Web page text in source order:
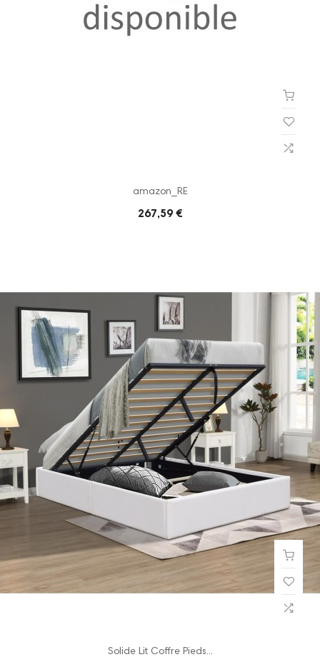
amazon_RE
267,59 €
Solide Lit Coffre Pieds...